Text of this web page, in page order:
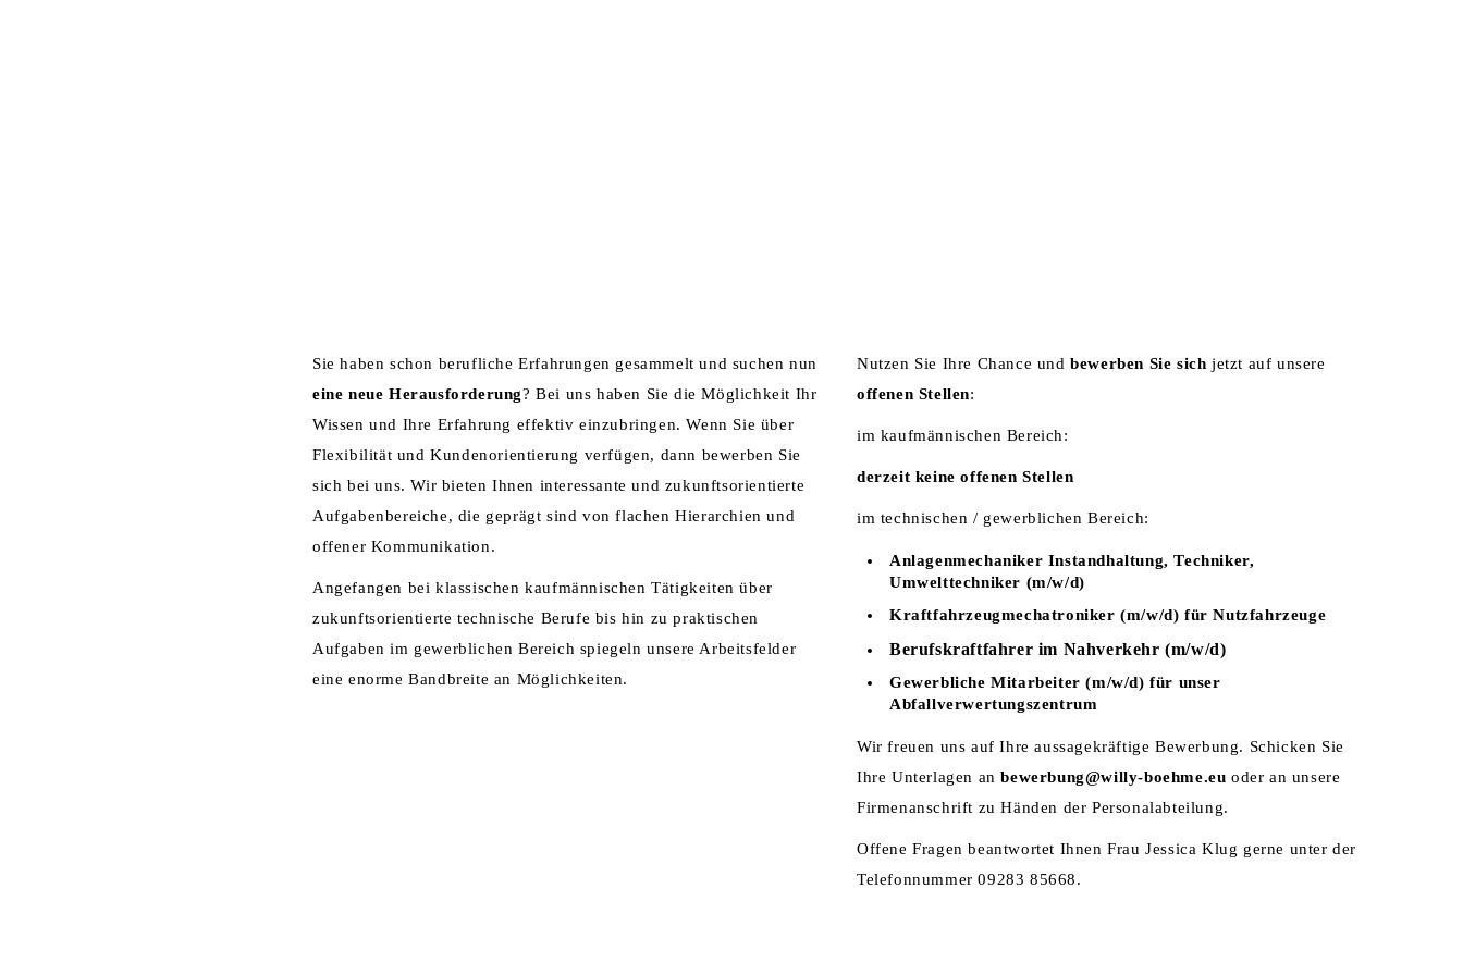
Sie haben schon berufliche Erfahrungen gesammelt und suchen nun
eine neue Herausforderung? Bei uns haben Sie die Möglichkeit Ihr
Wissen und Ihre Erfahrung effektiv einzubringen. Wenn Sie über
Flexibilität und Kundenorientierung verfügen, dann bewerben Sie
sich bei uns. Wir bieten Ihnen interessante und zukunftsorientierte
Aufgabenbereiche, die geprägt sind von flachen Hierarchien und
offener Kommunikation.
Angefangen bei klassischen kaufmännischen Tätigkeiten über
zukunftsorientierte technische Berufe bis hin zu praktischen
Aufgaben im gewerblichen Bereich spiegeln unsere Arbeitsfelder
eine enorme Bandbreite an Möglichkeiten.
Nutzen Sie Ihre Chance undbewerben Sie sich jetzt auf unsere
offenen Stellen:
im kaufmännischen Bereich:
derzeit keine offenen Stellen
im technischen / gewerblichen Bereich:
Anlagenmechaniker Instandhaltung, Techniker,
Umwelttechniker (m/w/d)
Kraftfahrzeugmechatroniker (m/w/d) für Nutzfahrzeuge
Berufskraftfahrer im Nahverkehr (m/w/d)
Gewerbliche Mitarbeiter (m/w/d) für unser
Abfallverwertungszentrum
Wir freuen uns auf Ihre aussagekräftige Bewerbung. Schicken Sie
Ihre Unterlagen anbewerbung@willy-boehme.eu oder an unsere
Firmenanschrift zu Händen der Personalabteilung.
Offene Fragen beantwortet Ihnen Frau Jessica Klug gerne unter der
Telefonnummer 09283 85668.